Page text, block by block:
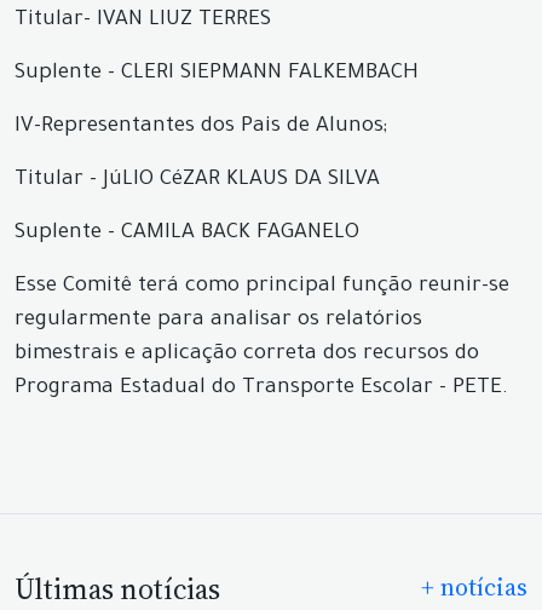
Titular- IVAN LIUZ TERRES
Suplente - CLERI SIEPMANN FALKEMBACH
IV-Representantes dos Pais de Alunos;
Titular - JúLIO CéZAR KLAUS DA SILVA
Suplente - CAMILA BACK FAGANELO
Esse Comitê terá como principal função reunir-se
regularmente para analisar os relatórios
bimestrais e aplicação correta dos recursos do
Programa Estadual do Transporte Escolar - PETE.
Últimas notícias + notícias